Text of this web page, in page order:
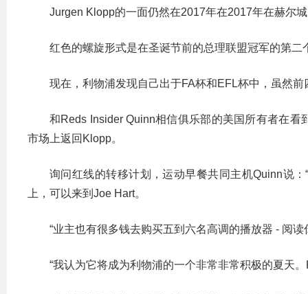
Jurgen Klopp的一面仍然在2017年在2017年在赫尔
红色的螺旋形式是在圣诞节前的总理联盟冠军的第
现在，利物浦发现自己出于FA杯和EFL杯中，虽然
和Reds Insider Quinn相信俱乐部的美国所有者在
市场上返回Klopp。
询问红线的转移计划，运动早餐共同主机Quinn说
上，可以来到Joe Hart。
“业主也有很多钱去购买五到六名高调的播放器 - 阅
“我认为它将成为利物浦的一个非常非常积极的夏天